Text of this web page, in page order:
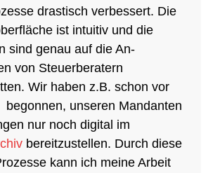
drastisch verbessert. Die
ist intuitiv und die
sind genau auf die An-
von Steuerberatern
Wir haben z.B. schon vor
begonnen, unseren Mandanten
nur noch digital im
bereitzustellen. Durch diese
kann ich meine Arbeit